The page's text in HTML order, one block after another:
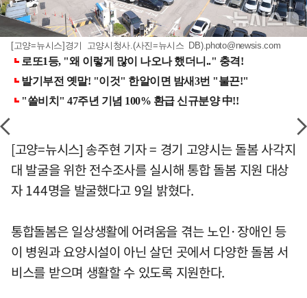
[고양=뉴시스]경기 고양시청사.(사진=뉴시스 DB).photo@newsis.com
[고양=뉴시스] 송주현 기자 = 경기 고양시는 돌봄 사각지
대 발굴을 위한 전수조사를 실시해 통합 돌봄 지원 대상
자 144명을 발굴했다고 9일 밝혔다.
통합돌봄은 일상생활에 어려움을 겪는 노인·장애인 등
이 병원과 요양시설이 아닌 살던 곳에서 다양한 돌봄 서
비스를 받으며 생활할 수 있도록 지원한다.